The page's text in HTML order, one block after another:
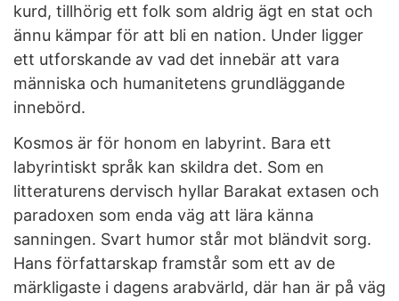
kurd, tillhörig ett folk som aldrig ägt en stat och
ännu kämpar för att bli en nation. Under ligger
ett utforskande av vad det innebär att vara
människa och humanitetens grundläggande
innebörd.
Kosmos är för honom en labyrint. Bara ett
labyrintiskt språk kan skildra det. Som en
litteraturens dervisch hyllar Barakat extasen och
paradoxen som enda väg att lära känna
sanningen. Svart humor står mot bländvit sorg.
Hans författarskap framstår som ett av de
märkligaste i dagens arabvärld, där han är på väg